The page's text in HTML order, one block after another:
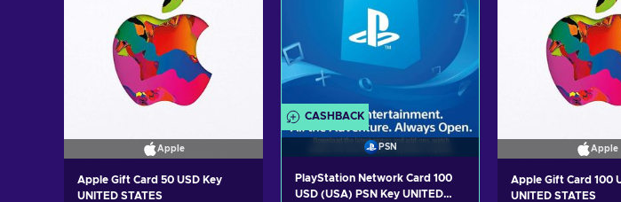
Apple
Apple Gift Card 50 USD Key
UNITED STATES
CASHBACK
PSN
PlayStation Network Card 100
USD (USA) PSN Key UNITED
Apple
Apple Gift Card 100
UNITED STATES